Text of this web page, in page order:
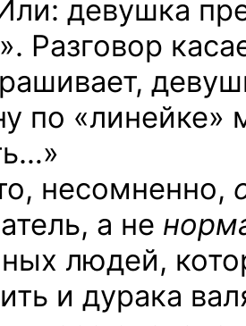
девушка
Разговор
по «линейке»
несомненно,
а не
людей,
и дурака